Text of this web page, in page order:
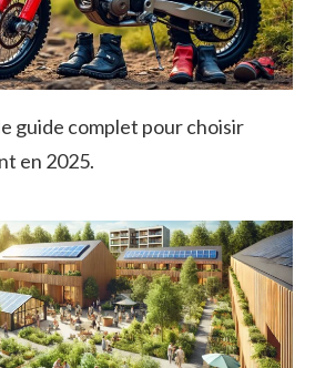
guide complet pour choisir
en 2025.